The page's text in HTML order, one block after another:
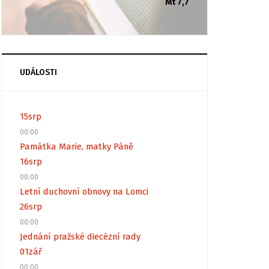
Mt 7,7
UDÁLOSTI
15srp
00:00
Památka Marie, matky Páně
16srp
00:00
Letní duchovní obnovy na Lomci
26srp
00:00
Jednání pražské diecézní rady
01zář
00:00